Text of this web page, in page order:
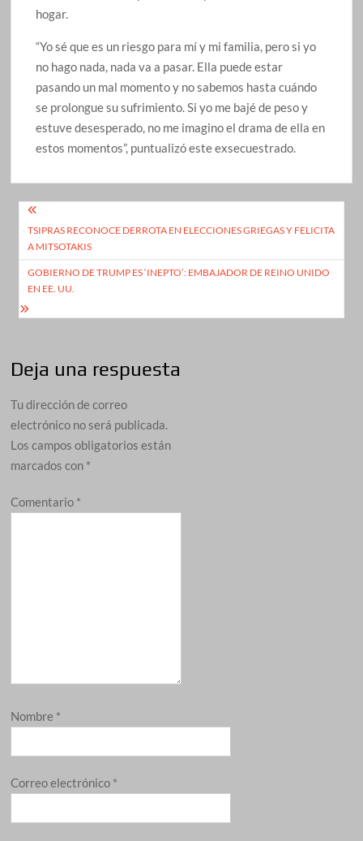
hogar.
“Yo sé que es un riesgo para mí y mi familia, pero si yo
no hago nada, nada va a pasar. Ella puede estar
pasando un mal momento y no sabemos hasta cuándo
se prolongue su sufrimiento. Si yo me bajé de peso y
estuve desesperado, no me imagino el drama de ella en
estos momentos”, puntualizó este exsecuestrado.
Navegación
de
entradas
TSIPRAS RECONOCE DERROTA EN ELECCIONES GRIEGAS Y FELICITA
A MITSOTAKIS
GOBIERNO DE TRUMP ES ‘INEPTO’: EMBAJADOR DE REINO UNIDO
EN EE. UU.
Deja una respuesta
Tu dirección de correo
electrónico no será publicada.
Los campos obligatorios están
marcados con *
Comentario *
Nombre *
Correo electrónico *